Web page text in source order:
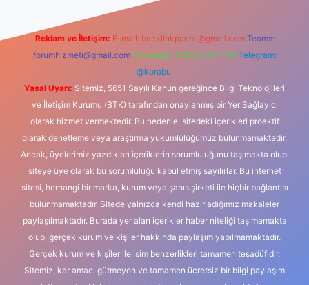
Reklam ve İletişim: E-mail: backlinkpaneli@gmail.com Teams:
forumhizmeti@gmail.com Whatsapp: 0262 606 0 726 Telegram:
@karabul
Yasal Uyarı: Sitemiz, 5651 Sayılı Kanun gereğince Bilgi Teknolojileri
ve İletişim Kurumu (BTK) tarafından onaylanmış bir Yer Sağlayıcı
olarak hizmet vermektedir. Bu nedenle, sitedeki içerikleri proaktif
olarak denetleme veya araştırma yükümlülüğümüz bulunmamaktadır.
Ancak, üyelerimiz yazdıkları içeriklerin sorumluluğunu taşımakta olup,
siteye üye olarak bu sorumluluğu kabul etmiş sayılırlar. Bu internet
sitesi, herhangi bir marka, kurum veya şahıs şirketi ile hiçbir bağlantısı
bulunmamaktadır. Sitede yalnızca kendi hazırladığımız makaleler
paylaşılmaktadır. Burada yer alan içerikler haber niteliği taşımamakta
olup, gerçek kurum ve kişiler hakkında paylaşım yapılmamaktadır.
Gerçek kurum ve kişiler ile isim benzerlikleri tamamen tesadüfidir.
Sitemiz, kar amacı gütmeyen ve tamamen ücretsiz bir bilgi paylaşım